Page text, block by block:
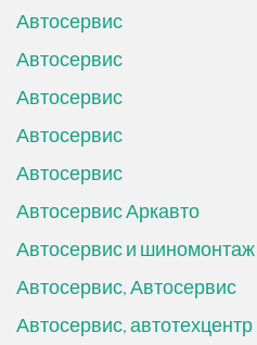
Автосервис
Автосервис
Автосервис
Автосервис
Автосервис
Автосервис Аркавто
Автосервис и шиномонтаж
Автосервис, Автосервис
Автосервис, автотехцентр